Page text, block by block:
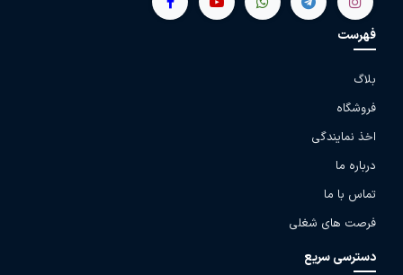
فهرست
بلاگ
فروشگاه
اخذ نمایندگی
درباره ما
تماس با ما
فرصت های شغلی
دسترسی سریع